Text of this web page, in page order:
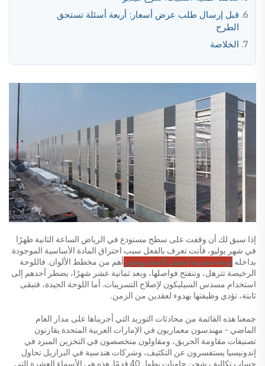
قبل إرسال طلب عرض أسعار: أربعة أسئلة تستحق
الطرح
الخلاصة
إذا سبق لك أن وقفت على سطح مستودع في الرياض الساعة الثانية ظهرًا
في شهر يوليو، فأنت تعرف بالفعل سبب احتراق المادة الأساسية الموجودة
بداخله لوحة معدنية لسقف الساندويتش أهم من مخطط الألوان. فاللوحة
الرخيصة تترهل، وتنفتح فواصلها، وبعد ثمانية عشر شهرًا، يضطر أحدهم إلى
استخدام مسدس السيليكون لإصلاح التسريبات. أما اللوحة الجيدة، فتبقى
ثابتة، تؤدي وظيفتها بهدوء لعقدين من الزمن.
جمعنا هذه القائمة من محادثات التوريد التي أجريناها على مدار العام
الماضي - مهندسون معماريون في الإمارات العربية المتحدة يقارنون
تصنيفات مقاومة الحريق، ومقاولون متخصصون في التخزين المبرد في
إندونيسيا يستفسرون عن التكثيف، وشركات هندسية في البرازيل تحاول
حساب تكاليف شحن حاويات بطول 40 قدمًا. هذه هي الأسماء العشرة التي